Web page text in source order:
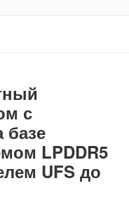
с
базе
LPDDR5
UFS до